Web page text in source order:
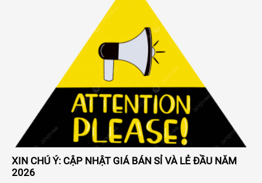
XIN CHÚ Ý: CẬP NHẬT GIÁ BÁN SỈ VÀ LẺ ĐẦU NĂM
2026